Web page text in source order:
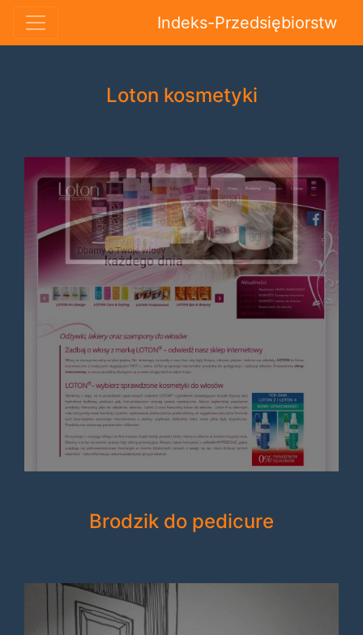
Indeks-Przedsiębiorstw
Loton kosmetyki
Brodzik do pedicure